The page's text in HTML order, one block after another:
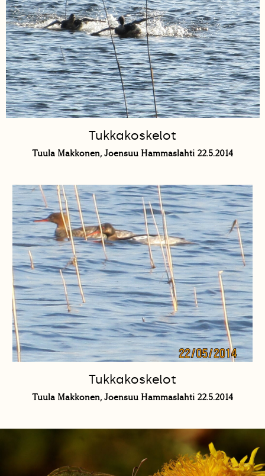
Tukkakoskelot
Tuula Makkonen, Joensuu Hammaslahti 22.5.2014
Tukkakoskelot
Tuula Makkonen, Joensuu Hammaslahti 22.5.2014